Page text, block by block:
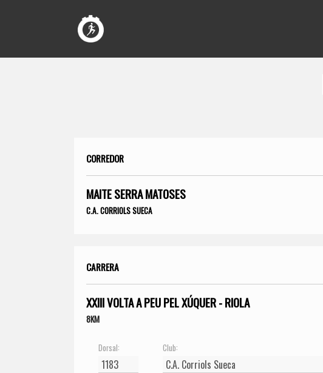
CORREDOR
MAITE SERRA MATOSES
C.A. CORRIOLS SUECA
CARRERA
XXIII VOLTA A PEU PEL XÚQUER - RIOLA
8KM
Dorsal: Club: